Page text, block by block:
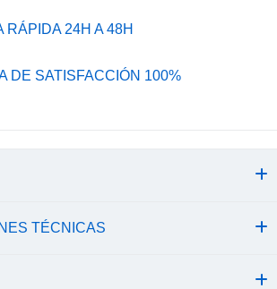
RÁPIDA 24H A 48H
DE SATISFACCIÓN 100%
TÉCNICAS